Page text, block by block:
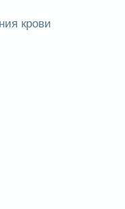
крови